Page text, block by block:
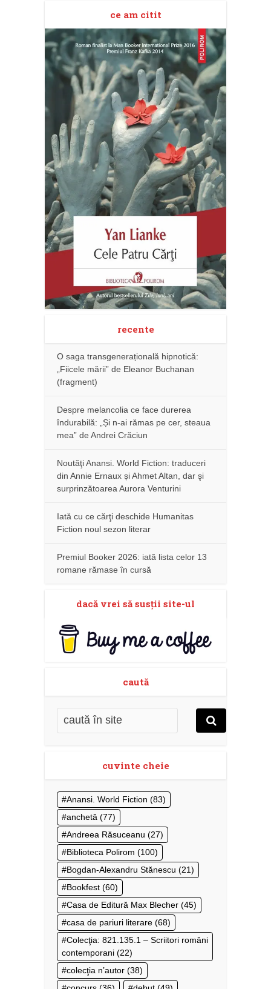
ce am citit
recente
O saga transgenerațională hipnotică:
„Fiicele mării” de Eleanor Buchanan
(fragment)
Despre melancolia ce face durerea
îndurabilă: „Și n-ai rămas pe cer, steaua
mea” de Andrei Crăciun
Noutăţi Anansi. World Fiction: traduceri
din Annie Ernaux și Ahmet Altan, dar şi
surprinzătoarea Aurora Venturini
Iată cu ce cărţi deschide Humanitas
Fiction noul sezon literar
Premiul Booker 2026: iată lista celor 13
romane rămase în cursă
dacă vrei să susţii site-ul
caută
cuvinte cheie
Anansi. World Fiction (83)
anchetă (77)
Andreea Răsuceanu (27)
Biblioteca Polirom (100)
Bogdan-Alexandru Stănescu (21)
Bookfest (60)
Casa de Editură Max Blecher (45)
casa de pariuri literare (68)
Colecţia: 821.135.1 – Scriitori români
contemporani (22)
colecţia n’autor (38)